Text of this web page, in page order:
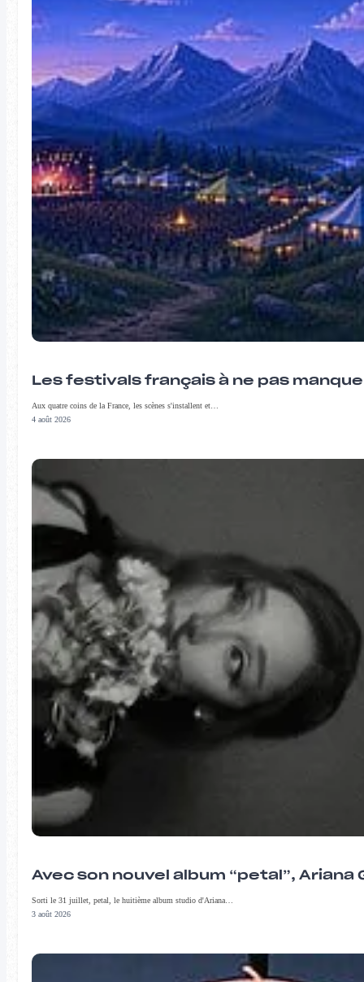
Les festivals français à ne pas
Aux quatre coins de la France, les scènes s'installent et…
4 août 2026
Avec son nouvel album “petal”,
Sorti le 31 juillet, petal, le huitième album studio d'Ariana…
3 août 2026